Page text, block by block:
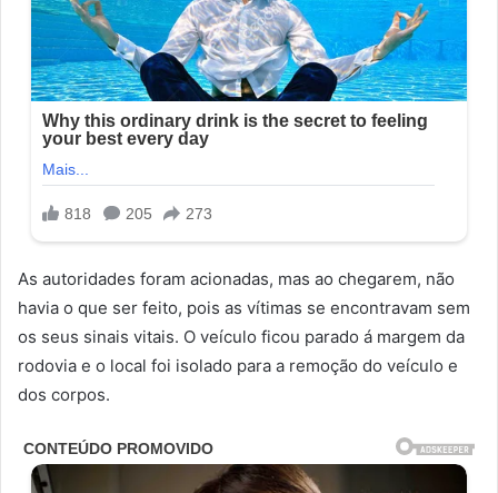
As autoridades foram acionadas, mas ao chegarem, não
havia o que ser feito, pois as vítimas se encontravam sem
os seus sinais vitais. O veículo ficou parado á margem da
rodovia e o local foi isolado para a remoção do veículo e
dos corpos.